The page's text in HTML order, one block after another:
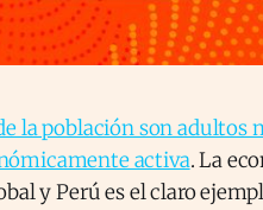
la población son adultos
activa. La
y Perú es el claro